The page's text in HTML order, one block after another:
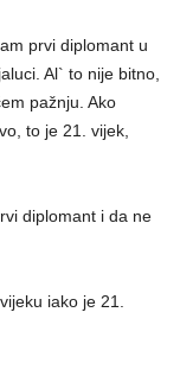
prvi diplomant u
Al` to nije bitno,
pažnju. Ako
to je 21. vijek,
diplomant i da ne
iako je 21.